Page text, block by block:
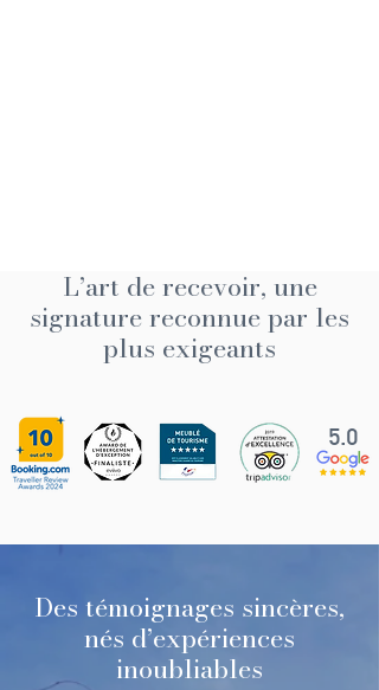
L’art de recevoir, une
signature reconnue par les
plus exigeants
5.0
Des témoignages sincères,
nés d’expériences
inoubliables